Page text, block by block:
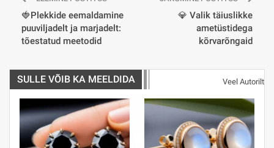
🍓Plekkide eemaldamine
puuviljadelt ja marjadelt:
tõestatud meetodid
💎 Valik täiuslikke
ametüstidega
kõrvarõngaid
SULLE VÕIB KA MEELDIDA Veel Autorilt